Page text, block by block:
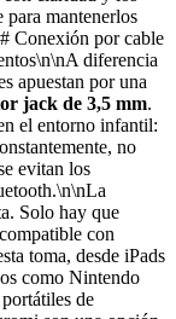
para mantenerlos
Conexión por cable
diferencia
apuestan por una
jack de 3,5 mm.
el entorno infantil:
no
evitan los
Solo hay que
con
toma, desde iPads
como Nintendo
de